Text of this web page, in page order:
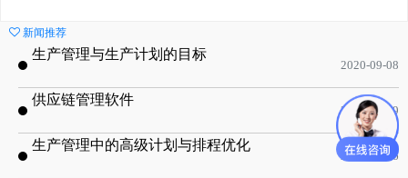
新闻推荐
生产管理与生产计划的目标
2020-09-08
供应链管理软件
2020-01-19
生产管理中的高级计划与排程优化
2019-05-16